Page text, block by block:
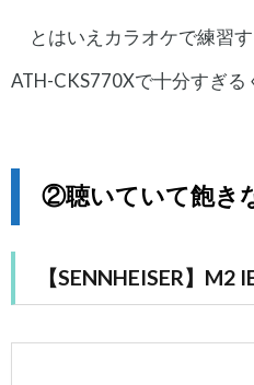
とはいえカラオケで練習
ATH-CKS770Xで十分すぎる
②聴いていて飽き
【SENNHEISER】M2